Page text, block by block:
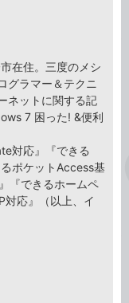
在住。三度のメシ
グラマー＆テクニ
ネットに関する記
7 困った! &便利
対応』『できる
ポケットAccess基
『できるホームペ
応』（以上、イ